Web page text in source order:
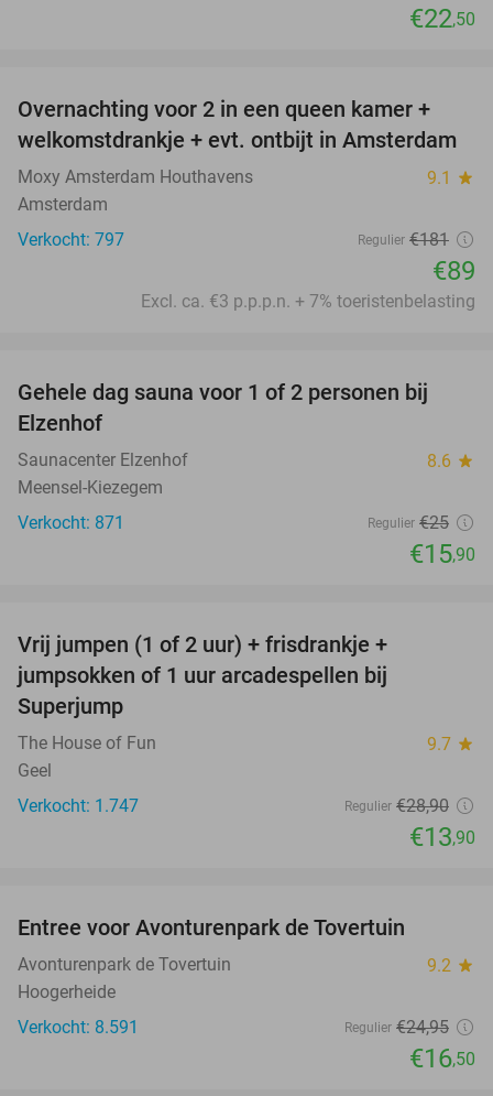
€22,50
51%
Overnachting voor 2 in een queen kamer +
welkomstdrankje + evt. ontbijt in Amsterdam
Moxy Amsterdam Houthavens 9.1 star
Amsterdam
Verkocht: 797
Regulier €181
€89
Excl. ca. €3 p.p.p.n. + 7% toeristenbelasting
36%
Gehele dag sauna voor 1 of 2 personen bij
Elzenhof
Saunacenter Elzenhof 8.6 star
Meensel-Kiezegem
Verkocht: 871
Regulier €25
€15,90
Vrij jumpen (1 of 2 uur) + frisdrankje +
jumpsokken of 1 uur arcadespellen bij
Superjump
The House of Fun 9.7 star
Geel
Verkocht: 1.747
Regulier €28,90
€13,90
Entree voor Avonturenpark de Tovertuin
Avonturenpark de Tovertuin 9.2 star
Hoogerheide
Verkocht: 8.591
Regulier €24,95
€16,50